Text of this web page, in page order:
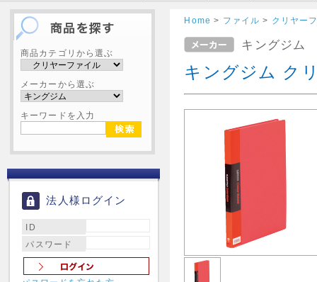
商品カテゴリから選ぶ
メーカーから選ぶ
キーワードを入力
法人様ログイン
ID
パスワード
Home > ファイル > クリヤー
キングジム
キングジム ク